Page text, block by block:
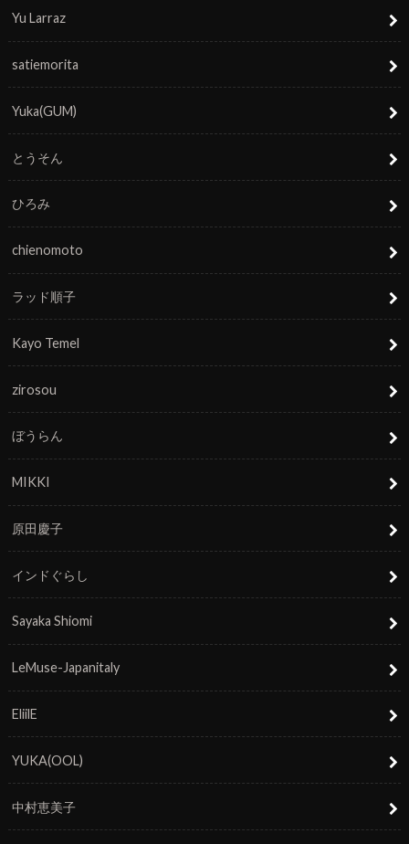
Yu Larraz
satiemorita
Yuka(GUM)
とうそん
ひろみ
chienomoto
ラッド順子
Kayo Temel
zirosou
ぼうらん
MIKKI
原田慶子
インドぐらし
Sayaka Shiomi
LeMuse-Japanitaly
EliilE
YUKA(OOL)
中村恵美子